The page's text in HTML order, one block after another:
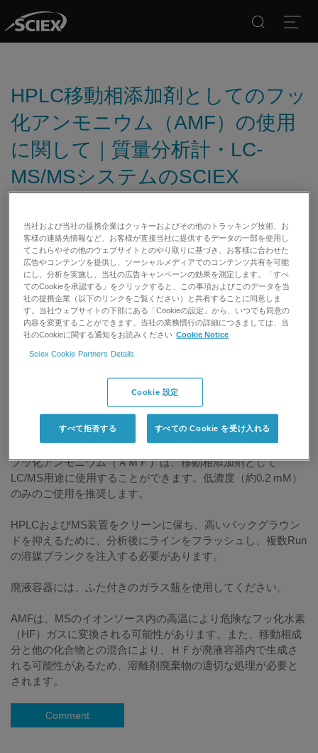
HPLC移動相添加剤としてのフッ
化アンモニウム（AMF）の使用
に関して｜質量分析計・LC-
MS/MSシステムのSCIEX
日付:
07/03/2018
カテゴリー:
印刷する 記事を評価する:
フッ化アンモニウム（ＡＭＦ）は、移動相添加剤として
LC/MS用途に使用することができます。低濃度（約0.2 mM）
のみのご使用を推奨します。
HPLCおよびMS装置をクリーンに保ち、高いバックグラウン
ドを抑えるために、分析後にラインをフラッシュし、複数Run
の溶媒ブランクを注入する必要があります。
廃液容器には、ふた付きのガラス瓶を使用してください。
AMFは、MSのイオンソース内の高温により危険なフッ化水素
（HF）ガスに変換される可能性があります。また、移動相成
分と他の化合物との混合により、ＨＦが廃液容器内で生成さ
れる可能性があるため、溶離剤廃棄物の適切な処理が必要と
されます。
Comment
当社および当社の提携企業はクッキーおよびその他のトラッキング技術、お
客様の連絡先情報など、お客様が直接当社に提供するデータの一部を使用し
てこれらやその他のウェブサイトとのやり取りに基づき、お客様に合わせた
広告やコンテンツを提供し、ソーシャルメディアでのコンテンツ共有を可能
にし、分析を実施し、当社の広告キャンペーンの効果を測定します。「すべ
てのCookieを承認する」をクリックすると、この事項およびこのデータを当
社の提携企業（以下のリンクをご覧ください）と共有することに同意しま
す。当社ウェブサイトの下部にある「Cookieの設定」から、いつでも同意の
内容を変更することができます。当社の業務慣行の詳細につきましては、当
社のCookieに関する通知をお読みください Cookie Notice
Sciex Cookie Partners Details
Cookie 設定
すべて拒否する すべての Cookie を受け入れる